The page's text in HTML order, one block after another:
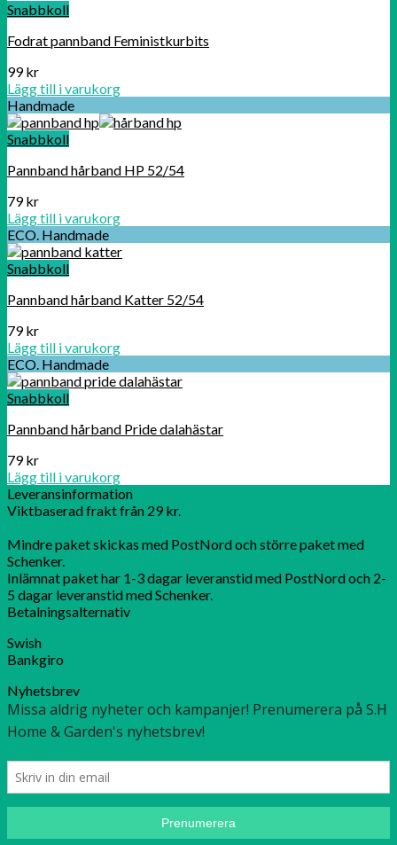
Snabbkoll
Fodrat pannband Feministkurbits
99kr
Lägg till i varukorg
Handmade
Snabbkoll
Pannband hårband HP 52/54
79kr
Lägg till i varukorg
ECO. Handmade
Snabbkoll
Pannband hårband Katter 52/54
79kr
Lägg till i varukorg
ECO. Handmade
Snabbkoll
Pannband hårband Pride dalahästar
79kr
Lägg till i varukorg
Leveransinformation
Viktbaserad frakt från 29 kr.
Mindre paket skickas med PostNord och större paket med
Schenker.
Inlämnat paket har 1-3 dagar leveranstid med PostNord och 2-
5 dagar leveranstid med Schenker.
Betalningsalternativ
Swish
Bankgiro
Nyhetsbrev